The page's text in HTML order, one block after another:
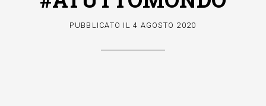
PUBBLICATO IL4 AGOSTO 2020